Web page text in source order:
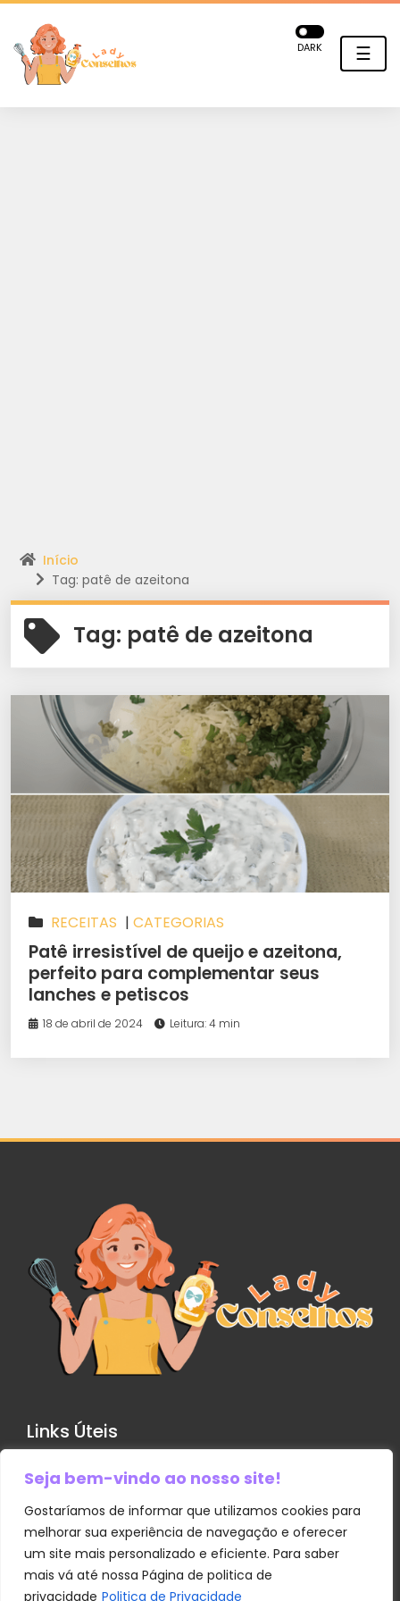
Seja bem-vindo ao nosso site!
Gostaríamos de informar que utilizamos cookies para
melhorar sua experiência de navegação e oferecer
um site mais personalizado e eficiente. Para saber
mais vá até nossa Página de politica de
privacidade Politica de Privacidade
☰
DARK
Início
Tag: patê de azeitona
Tag: patê de azeitona
RECEITAS | CATEGORIAS
Patê irresistível de queijo e azeitona,
perfeito para complementar seus
lanches e petiscos
18 de abril de 2024 Leitura: 4 min
Links Úteis
Contato
Política de Privacidade
Sobre Nós
Termos e Condições
Transparência